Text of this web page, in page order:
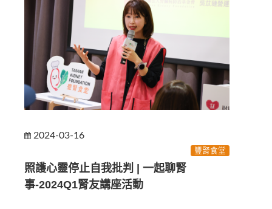
2024-03-16
豐腎食堂
照護心靈停止自我批判 | 一起聊腎
事-2024Q1腎友講座活動